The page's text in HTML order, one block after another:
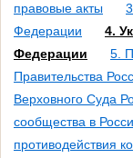
правовые акты
Федерации
4.
Федерации
5.
Правительства
Верховного Суда
сообщества в
противодействия